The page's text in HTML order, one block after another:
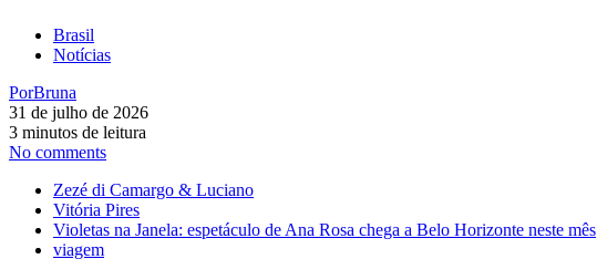
Brasil
Notícias
PorBruna
31 de julho de 2026
3 minutos de leitura
No comments
Zezé di Camargo & Luciano
Vitória Pires
Violetas na Janela: espetáculo de Ana Rosa chega a Belo Horizonte neste mês
viagem